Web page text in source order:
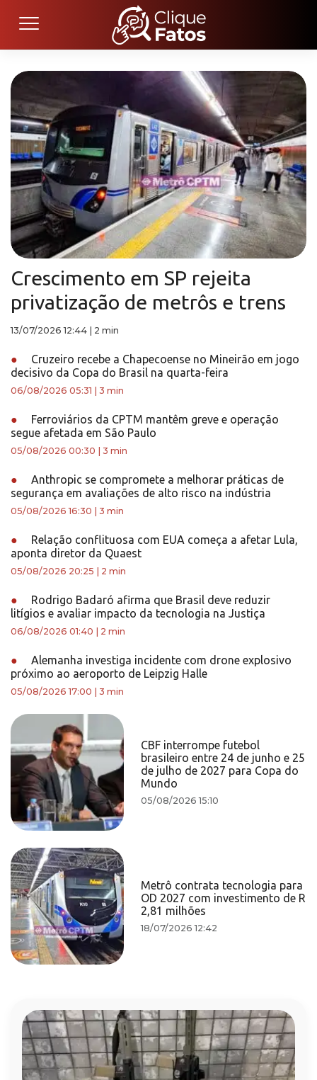
Crescimento em SP rejeita
privatização de metrôs e trens
13/07/2026 12:44 2 min
●
Cruzeiro recebe a Chapecoense no Mineirão em jogo
decisivo da Copa do Brasil na quarta-feira
06/08/2026 05:31 3 min
●
Ferroviários da CPTM mantêm greve e operação
segue afetada em São Paulo
05/08/2026 00:30 3 min
●
Anthropic se compromete a melhorar práticas de
segurança em avaliações de alto risco na indústria
05/08/2026 16:30 3 min
●
Relação conflituosa com EUA começa a afetar Lula,
aponta diretor da Quaest
05/08/2026 20:25 2 min
●
Rodrigo Badaró afirma que Brasil deve reduzir
litígios e avaliar impacto da tecnologia na Justiça
06/08/2026 01:40 2 min
●
Alemanha investiga incidente com drone explosivo
próximo ao aeroporto de Leipzig Halle
05/08/2026 17:00 3 min
CBF interrompe futebol
brasileiro entre 24 de junho e 25
de julho de 2027 para Copa do
Mundo
05/08/2026 15:10
Metrô contrata tecnologia para
OD 2027 com investimento de R
2,81 milhões
18/07/2026 12:42